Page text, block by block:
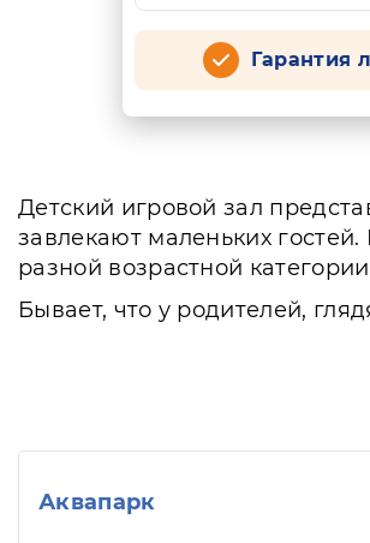
Гарантия
Детский игровой зал
завлекают маленьких
разной возрастной
Бывает, что у родителей,
Аквапарк